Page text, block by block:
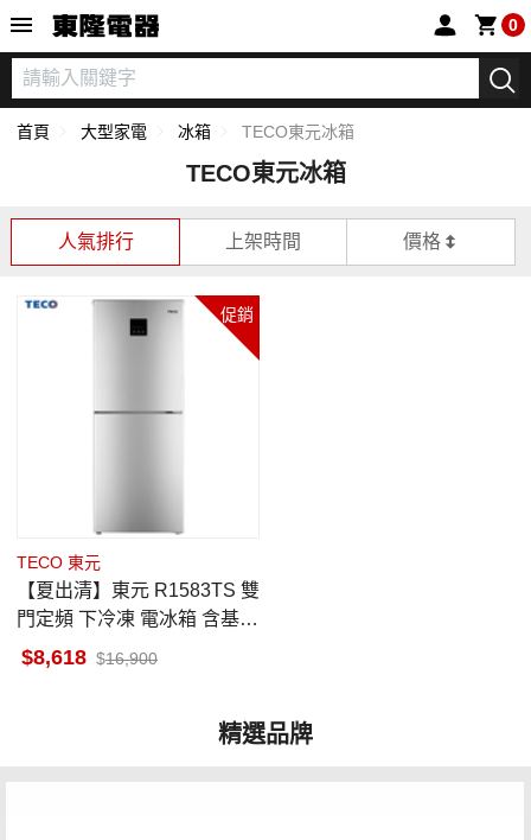
0
首頁 大型家電 冰箱 TECO東元冰箱
TECO東元冰箱
人氣排行 上架時間 價格
促銷
TECO 東元
【夏出清】東元 R1583TS 雙
門定頻 下冷凍 電冰箱 含基本
安裝
8,618 16,900
精選品牌